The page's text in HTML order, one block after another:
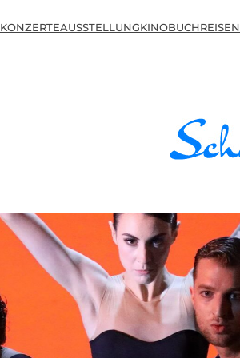
KONZERTEAUSSTELLUNGKINOBUCHREISEN